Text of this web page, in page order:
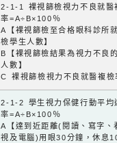
2-1-1 裸視篩檢視力不良就醫
率=A÷B×100％
A【裸視篩檢至合格眼科診所
檢學生人數】
B【裸視篩檢結果為視力不良
人數】
C 裸視篩檢視力不良就醫複檢
2-1-2 學生視力保健行動平均
率=A÷B×100％
A【達到近距離(閱讀、寫字、
視及電腦)用眼30分鐘，休息